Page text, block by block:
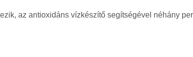
az antioxidáns vízkészítő segítségével néhány